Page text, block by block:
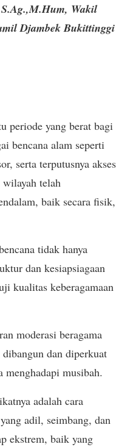
Wakil
Djambek Bukittinggi
periode yang berat bagi
bencana alam seperti
serta terputusnya akses
telah
baik secara fisik,
tidak hanya
dan kesiapsiagaan
kualitas keberagamaan
moderasi beragama
dan diperkuat
menghadapi musibah.
adalah cara
adil, seimbang, dan
ekstrem, baik yang